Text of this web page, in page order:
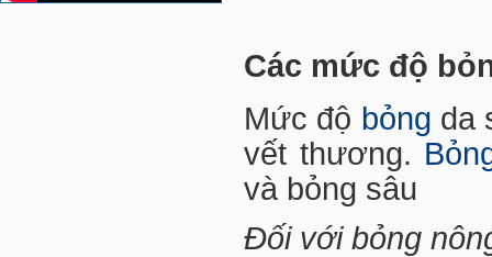
Các mức độ
Mức độ bỏng da
vết thương.
và bỏng sâu
Đối với bỏng